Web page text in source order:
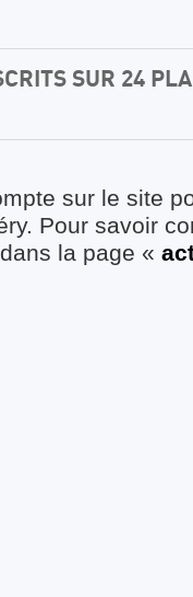
SUR 24
sur le site
Pour savoir
la page «